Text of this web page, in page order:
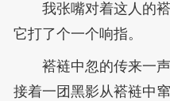
我张嘴对着这人的
它打了个一个响指。
褡裢中忽的传来一
接着一团黑影从褡裢中